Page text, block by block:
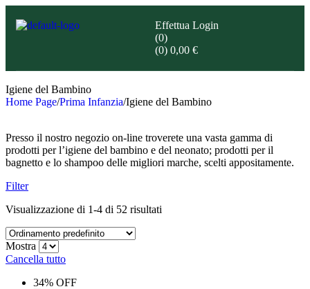
Effettua Login
(0)
(0) 0,00 €
Igiene del Bambino
Home Page/Prima Infanzia/Igiene del Bambino
Presso il nostro negozio on-line troverete una vasta gamma di
prodotti per l’igiene del bambino e del neonato; prodotti per il
bagnetto e lo shampoo delle migliori marche, scelti appositamente.
Filter
Visualizzazione di 1-4 di 52 risultati
Mostra
Cancella tutto
34% OFF